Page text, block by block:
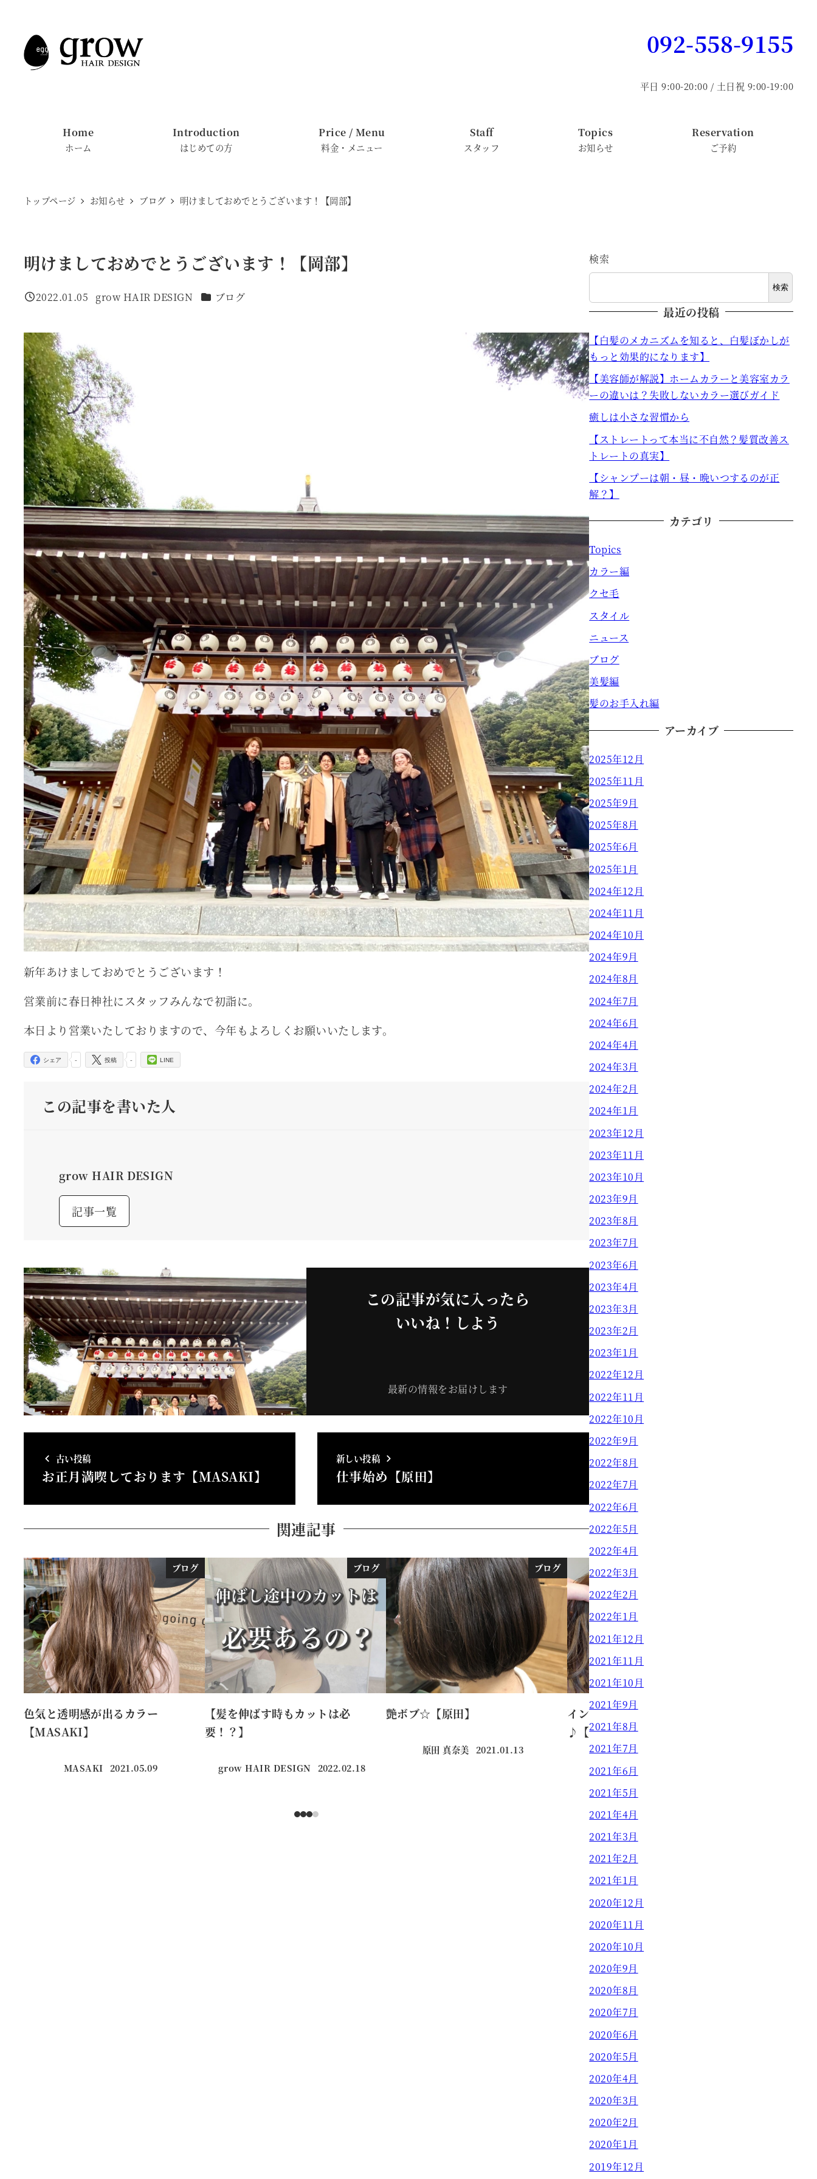
092-558-9155
平日 9:00-20:00 / 土日祝 9:00-19:00
Home
ホーム
Introduction
はじめての方
Price / Menu
料金・メニュー
Staff
スタッフ
Topics
お知らせ
Reservation
ご予約
トップページ お知らせ ブログ 明けましておめでとうございます！【岡部】
明けましておめでとうございます！【岡部】
投稿日
2022.01.05
著
grow HAIR DESIGN カテゴリー
ブログ
新年あけましておめでとうございます！
営業前に春日神社にスタッフみんなで初詣に。
本日より営業いたしておりますので、今年もよろしくお願いいたします。
-
シェア -
投稿 LINE
この記事を書いた人
grow HAIR DESIGN
記事一覧
この記事が気に入ったら
いいね！しよう
最新の情報をお届けします
古い投稿
お正月満喫しております【MASAKI】
新しい投稿
仕事始め【原田】
関連記事
ブログ
色気と透明感が出るカラー
【MASAKI】
MASAKI 投稿日
2021.05.09
ブログ
【髪を伸ばす時もカットは必
要！？】
grow HAIR DESIGN 投稿日
2022.02.18
ブログ
艶ボブ☆【原田】
原田 真奈美 投稿日
2021.01.13
インナーカラーで遊びましょ
♪【MASAKI】
MASAKI
検索
検索
最近の投稿
【白髪のメカニズムを知ると、白髪ぼかしが
もっと効果的になります】
【美容師が解説】ホームカラーと美容室カラ
ーの違いは？失敗しないカラー選びガイド
癒しは小さな習慣から
【ストレートって本当に不自然？髪質改善ス
トレートの真実】
【シャンプーは朝・昼・晩いつするのが正
解？】
カテゴリ
Topics
カラー編
クセ毛
スタイル
ニュース
ブログ
美髪編
髪のお手入れ編
アーカイブ
2025年12月
2025年11月
2025年9月
2025年8月
2025年6月
2025年1月
2024年12月
2024年11月
2024年10月
2024年9月
2024年8月
2024年7月
2024年6月
2024年4月
2024年3月
2024年2月
2024年1月
2023年12月
2023年11月
2023年10月
2023年9月
2023年8月
2023年7月
2023年6月
2023年4月
2023年3月
2023年2月
2023年1月
2022年12月
2022年11月
2022年10月
2022年9月
2022年8月
2022年7月
2022年6月
2022年5月
2022年4月
2022年3月
2022年2月
2022年1月
2021年12月
2021年11月
2021年10月
2021年9月
2021年8月
2021年7月
2021年6月
2021年5月
2021年4月
2021年3月
2021年2月
2021年1月
2020年12月
2020年11月
2020年10月
2020年9月
2020年8月
2020年7月
2020年6月
2020年5月
2020年4月
2020年3月
2020年2月
2020年1月
2019年12月